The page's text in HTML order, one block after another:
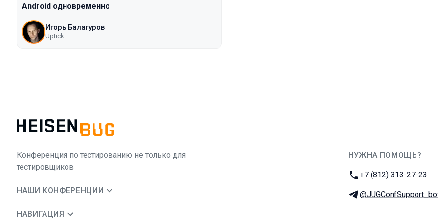
Android одновременно
Игорь Балагуров
Uptick
Конференция по тестированию не только для
тестировщиков
НАШИ КОНФЕРЕНЦИИ
НАВИГАЦИЯ
НУЖНА ПОМОЩЬ?
Телефон:
+7 (812) 313-27-23
Телеграм: